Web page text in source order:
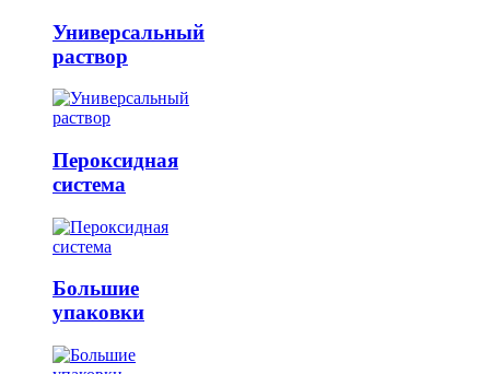
Универсальный
раствор
Пероксидная
система
Большие
упаковки